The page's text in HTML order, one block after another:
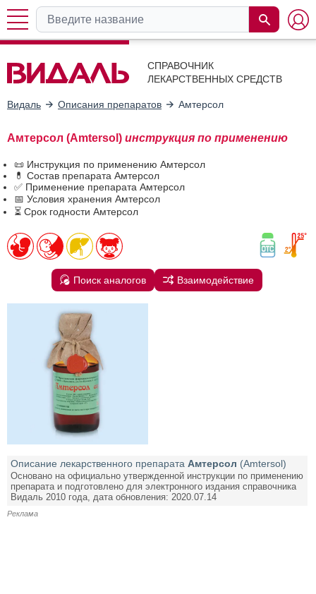
СПРАВОЧНИК
ЛЕКАРСТВЕННЫХ СРЕДСТВ
Видаль Описания препаратов Амтерсол
Амтерсол (Amtersol) инструкция по применению
📜 Инструкция по применению Амтерсол
💊 Состав препарата Амтерсол
✅ Применение препарата Амтерсол
📅 Условия хранения Амтерсол
⏳ Срок годности Амтерсол
Поиск аналогов Взаимодействие
Описание лекарственного препарата Амтерсол (Amtersol)
Основано на официально утвержденной инструкции по применению
препарата и подготовлено для электронного издания справочника
Видаль 2010 года, дата обновления: 2020.07.14
Реклама